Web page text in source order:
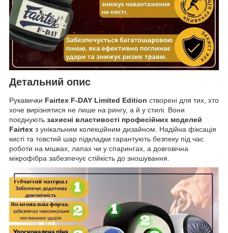
Детальний опис
Рукавички Fairtex F-DAY Limited Edition створені для тих, хто
хоче вирізнятися не лише на рингу, а й у стилі. Вони
поєднують захисні властивості професійних моделей
Fairtex з унікальним колекційним дизайном. Надійна фіксація
кисті та товстий шар підкладки гарантують безпеку під час
роботи на мішках, лапах чи у спарингах, а довговічна
мікрофібра забезпечує стійкість до зношування.